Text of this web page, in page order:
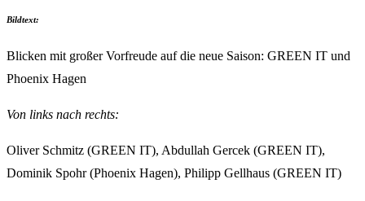
Bildtext:
Blicken mit großer Vorfreude auf die neue Saison: GREEN IT und
Phoenix Hagen
Von links nach rechts:
Oliver Schmitz (GREEN IT), Abdullah Gercek (GREEN IT),
Dominik Spohr (Phoenix Hagen), Philipp Gellhaus (GREEN IT)